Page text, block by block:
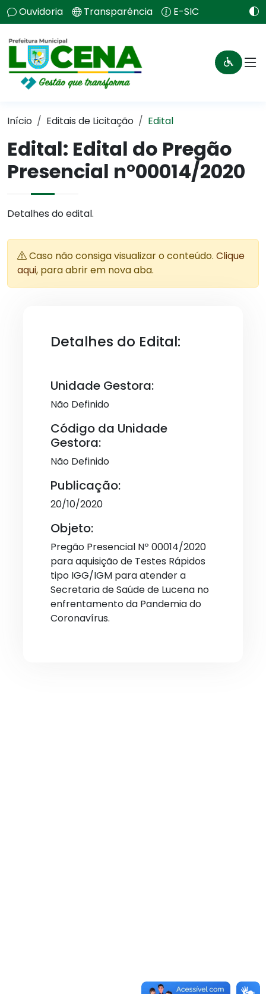
Ouvidoria Transparência E-SIC
Início Editais de Licitação Edital
Edital: Edital do Pregão
Presencial n°00014/2020
Detalhes do edital.
Caso não consiga visualizar o conteúdo. Clique
aqui, para abrir em nova aba.
Detalhes do Edital:
Unidade Gestora:
Não Definido
Código da Unidade
Gestora:
Não Definido
Publicação:
20/10/2020
Objeto:
Pregão Presencial Nº 00014/2020
para aquisição de Testes Rápidos
tipo IGG/IGM para atender a
Secretaria de Saúde de Lucena no
enfrentamento da Pandemia do
Coronavírus.